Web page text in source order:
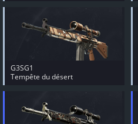
G3SG1
Tempête du désert